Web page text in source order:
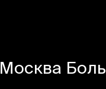
Москва